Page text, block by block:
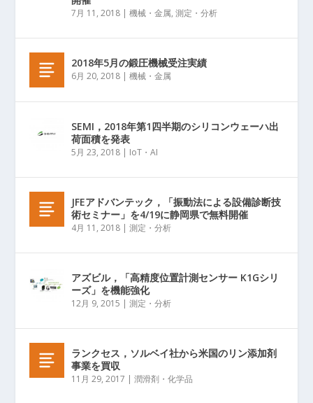
7月 11, 2018 |機械・金属,測定・分析
2018年5月の鍛圧機械受注実績
6月 20, 2018 |機械・金属
SEMI，2018年第1四半期のシリコンウェーハ出
荷面積を発表
5月 23, 2018 | IoT・AI
JFEアドバンテック，「振動法による設備診断技
術セミナー」を4/19に静岡県で無料開催
4月 11, 2018 |測定・分析
アズビル，「高精度位置計測センサー K1Gシリ
ーズ」を機能強化
12月 9, 2015 |測定・分析
ランクセス，ソルベイ社から米国のリン添加剤
事業を買収
11月 29, 2017 |潤滑剤・化学品